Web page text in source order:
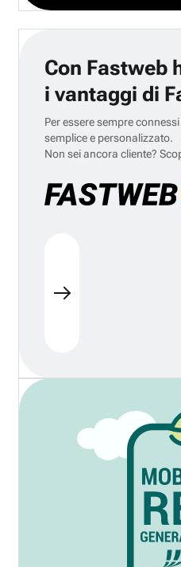
Con Fastweb
i vantaggi di
Per essere sempre
semplice e personalizzato.
Non sei ancora cliente?